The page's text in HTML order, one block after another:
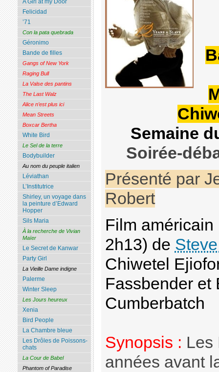
Semaine
Soirée-
Présenté par
Robert
Film
2h13) de
Chiwetel
Fassbender et
Cumberbatch
Synopsis : Les
années avant
A Girl at my Door
Felicidad
’71
Con la pata quebrada
Géronimo
Bande de filles
Gangs of New York
Raging Bull
La Valse des pantins
The Last Walz
Alice n’est plus ici
Mean Streets
Boxcar Bertha
White Bird
Le Sel de la terre
Bodybuilder
Au nom du peuple italien
Léviathan
L’Institutrice
Shirley, un voyage dans
la peinture d’Edward
Hopper
Sils Maria
À la recherche de Vivian
Maïer
Le Secret de Kanwar
Party Girl
La Vieille Dame indigne
Palerme
Winter Sleep
Les Jours heureux
Xenia
Bird People
La Chambre bleue
Les Drôles de Poissons-
chats
La Cour de Babel
Phantom of Paradise